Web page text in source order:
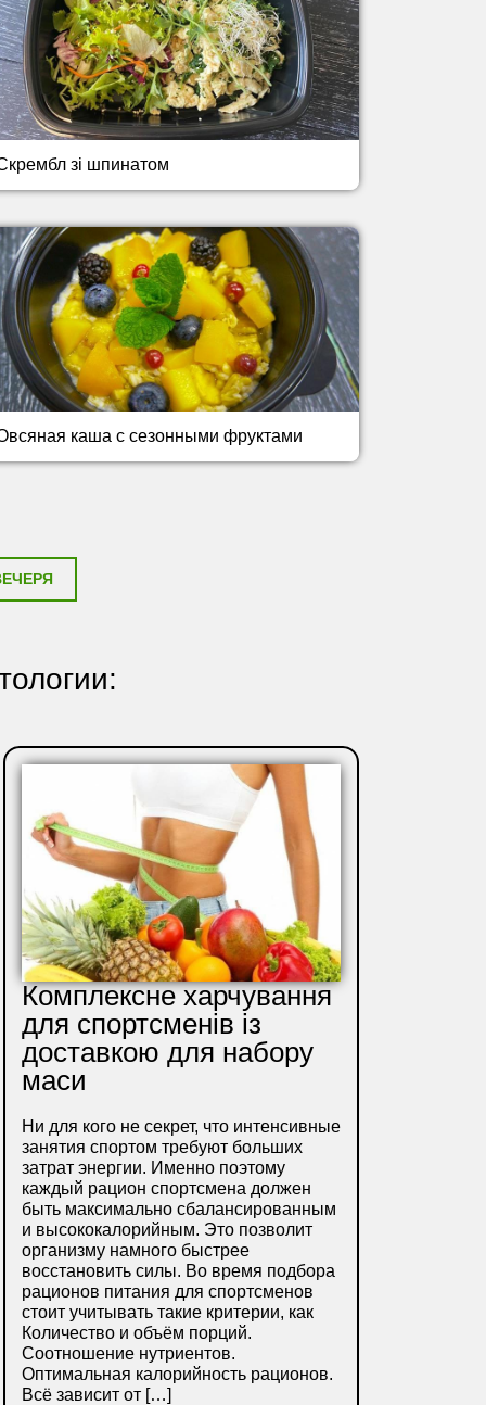
зі шпинатом
каша с сезонными фруктами
Комплексне харчування
для спортсменів із
доставкою для набору
маси
Ни для кого не секрет, что интенсивные
занятия спортом требуют больших
затрат энергии. Именно поэтому
каждый рацион спортсмена должен
быть максимально сбалансированным
и высококалорийным. Это позволит
организму намного быстрее
восстановить силы. Во время подбора
рационов питания для спортсменов
стоит учитывать такие критерии, как
Количество и объём порций.
Соотношение нутриентов.
Оптимальная калорийность рационов.
Всё зависит от […]